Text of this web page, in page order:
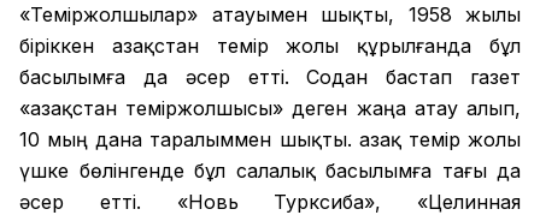
«Теміржолшылар» атауымен шықты, 1958 жылы
біріккен Қазақстан темір жолы құрылғанда бұл
басылымға да әсер етті. Содан бастап газет
«Қазақстан теміржолшысы» деген жаңа атау алып,
10 мың дана таралыммен шықты. Қазақ темір жолы
үшке бөлінгенде бұл салалық басылымға тағы да
әсер етті. «Новь Турксиба», «Целинная